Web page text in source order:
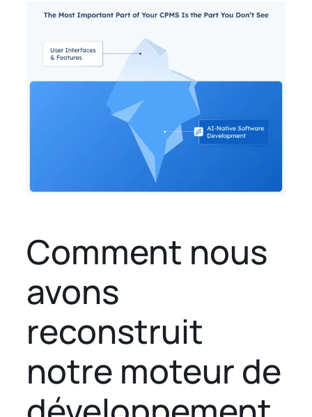
Comment nous
avons
reconstruit
notre moteur de